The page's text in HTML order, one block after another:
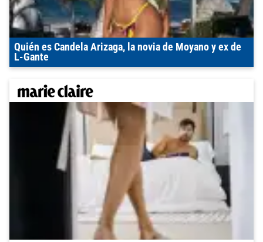
Quién es Candela Arizaga, la novia de Moyano y ex de
L-Gante